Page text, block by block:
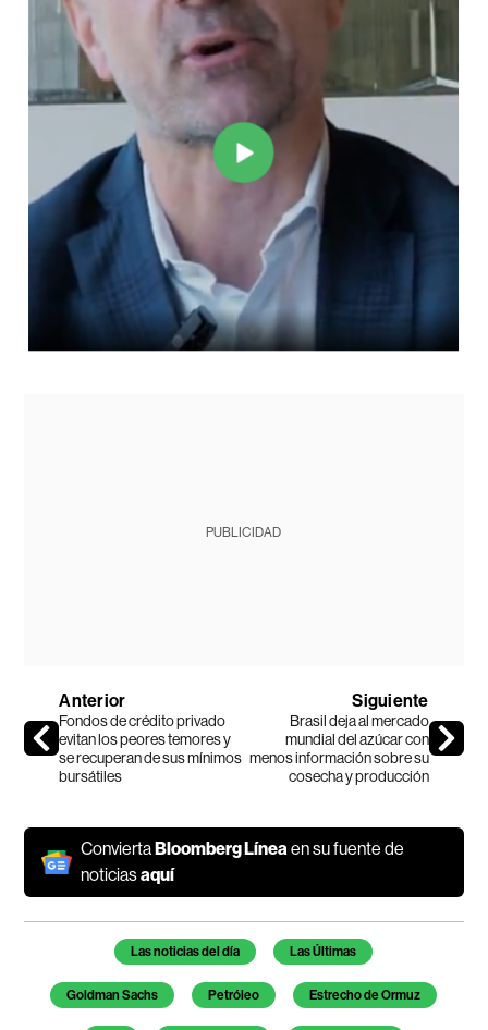
PUBLICIDAD
Anterior
Fondos de crédito privado
evitan los peores temores y
se recuperan de sus mínimos
bursátiles
Siguiente
Brasil deja al mercado
mundial del azúcar con
menos información sobre su
cosecha y producción
ConviertaBloomberg Líneaen su fuente de
noticiasaquí
Temas de este artículo
Las noticias del día Las Últimas
Goldman Sachs Petróleo Estrecho de Ormuz